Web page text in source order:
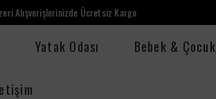
Alışverişlerinizde Ücretsiz Kargo
Yatak Odası Bebek & Çocuk